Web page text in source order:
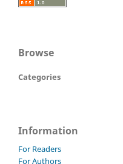
Browse
Categories
Information
For Readers
For Authors